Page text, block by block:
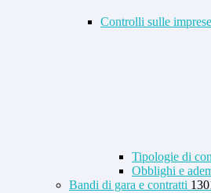
Controlli sulle imprese
Tipologie di
Obblighi e
Bandi di gara e contratti